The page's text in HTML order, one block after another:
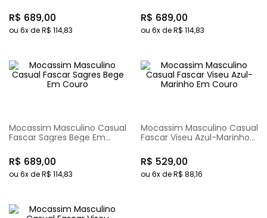
R$ 689,00
ou 6x deR$ 114,83
R$ 689,00
ou 6x deR$ 114,83
Mocassim Masculino Casual
Fascar Sagres Bege Em
R$ 689,00
ou 6x deR$ 114,83
Mocassim Masculino Casual
Fascar Viseu Azul-Marinho
R$ 529,00
ou 6x deR$ 88,16